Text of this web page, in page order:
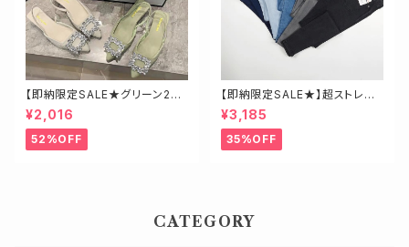
【即納限定SALE★グリーン23.
5】ビジューミュール
¥2,016
52%OFF
【即納限定SALE★】超ストレッ
チ！ハイウエストスキニーデニ
ム 細身さんにオススメ♡
¥3,185
35%OFF
CATEGORY